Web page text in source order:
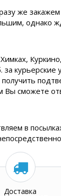
же
однако
сможете
в
Доставка